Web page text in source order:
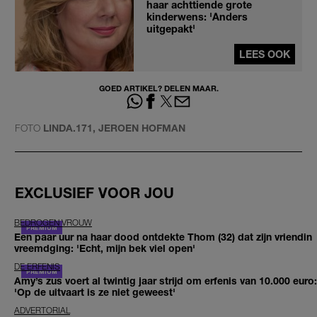
haar achttiende grote
kinderwens: 'Anders
uitgepakt'
LEES OOK
GOED ARTIKEL? DELEN MAAR.
FOTO LINDA.171, JEROEN HOFMAN
EXCLUSIEF VOOR JOU
BEDROGEN VROUW
Een paar uur na haar dood ontdekte Thom (32) dat zijn vriendin
vreemdging: 'Echt, mijn bek viel open'
DE ERFENIS
Amy’s zus voert al twintig jaar strijd om erfenis van 10.000 euro:
'Op de uitvaart is ze niet geweest'
ADVERTORIAL